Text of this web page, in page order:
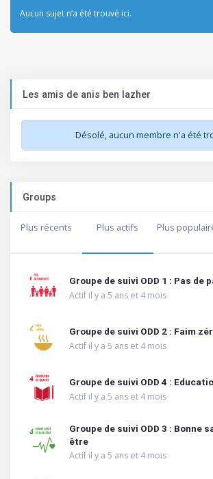
Aucun sujet n’a été trouvé ici.
Les amis de anis ben lazher
Désolé, aucun membre n'a été
Groups
Plus récents Plus actifs Plus
Groupe de suivi ODD 1 : Pas de
Actif il y a 5 ans et 4 mois
Groupe de suivi ODD 2 : Faim
Actif il y a 5 ans et 4 mois
Groupe de suivi ODD 4 :
Actif il y a 5 ans et 4 mois
Groupe de suivi ODD 3 : Bonne
être
Actif il y a 5 ans et 4 mois